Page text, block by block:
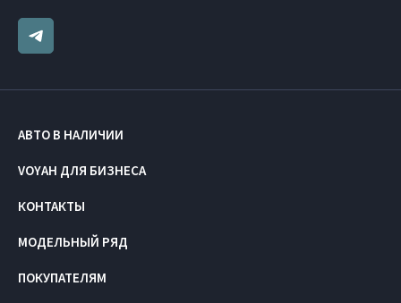
АВТО В НАЛИЧИИ
VOYAH ДЛЯ БИЗНЕСА
КОНТАКТЫ
МОДЕЛЬНЫЙ РЯД
ПОКУПАТЕЛЯМ